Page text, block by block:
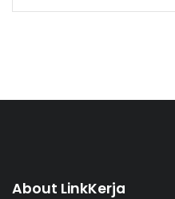
About LinkKerja